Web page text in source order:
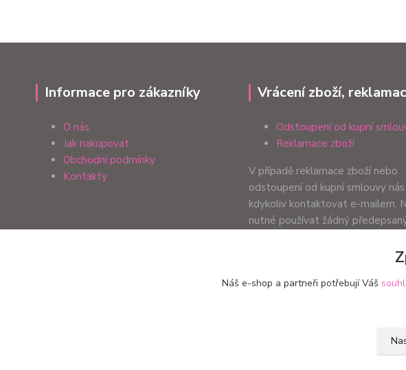
Informace pro zákazníky
O nás
Jak nakupovat
Obchodní podmínky
Kontakty
Vrácení zboží,
Odstoupení od kupní
Reklamace zboží
V případě reklamace zboží nebo
odstoupení od kupní smlouvy
kdykoliv kontaktovat e-mailem.
nutné používat žádný
Náš e-shop a partneři potřebují Váš